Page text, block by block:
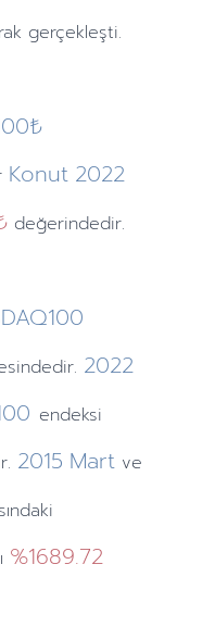
gerçekleşti.
Konut 2022
değerindedir.
2022
endeksi
2015 Mart ve
%1689.72